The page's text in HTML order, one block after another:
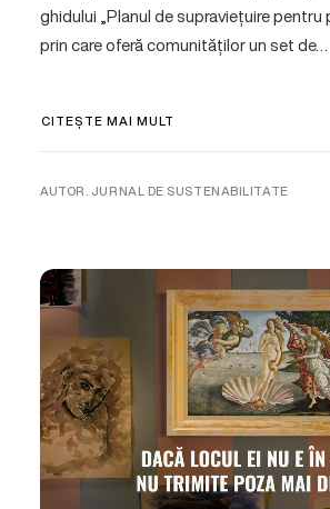
ghidului „Planul de supraviețuire pentru
prin care oferă comunităților un set de…
CITEȘTE MAI MULT
AUTOR. JURNAL DE SUSTENABILITATE